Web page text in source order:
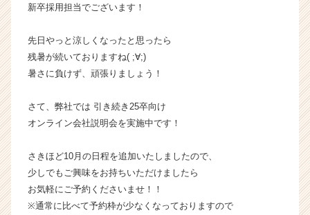
ン
ャ
成
長
業
か
ス
ウ
ト
が
新卒採用担当でございます！
先日やっと涼しくなったと思ったら
残暑が続いておりますね( ;∀;)
暑さに負けず、頑張りましょう！
さて、弊社では 引き続き25卒向け
オンライン会社説明会を実施中です！
さきほど10月の日程を追加いたしましたので、
少しでもご興味をお持ちいただけましたら
お気軽にご予約くださいませ！！
※通常に比べて予約枠が少なくなっておりますので